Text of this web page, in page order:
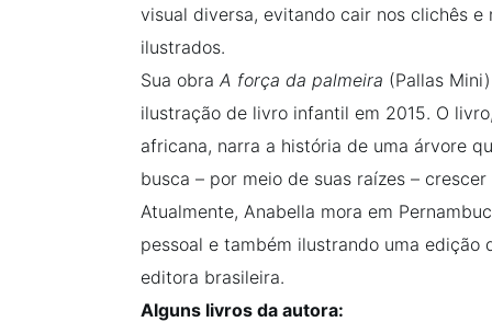
visual diversa, evitando cair nos clichês
ilustrados.
Sua obra A força da palmeira (Pallas
ilustração de livro infantil em 2015. O
africana, narra a história de uma árvore
busca – por meio de suas raízes –
Atualmente, Anabella mora em
pessoal e também ilustrando uma edição
editora brasileira.
Alguns livros da autora: